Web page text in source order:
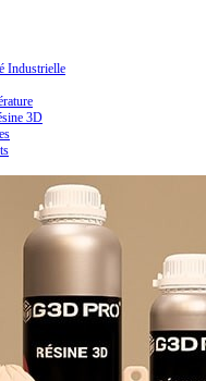
Industrielle
3D